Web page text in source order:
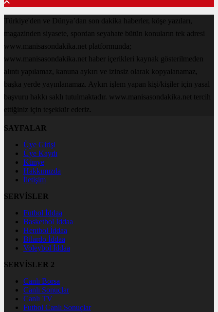
Türkiye'den ve Dünya’dan son dakika haberler, köşe yazıları,
magazinden siyasete, spordan seyahate bütün konuların tek adresi
www.manisasondakika.net platformunda;
www.manisasondakika.net haber içerikleri kaynak gösterilmeden
alıntı yapılamaz, kanuna aykırı ve izinsiz olarak kopyalanamaz,
başka yerde yayınlanamaz. Aykırı işlem yapan kişi/kişiler için yasal
başvuru hakkı saklı tutulmaktadır. www.manisasondakika.net tercih
ettiğiniz için teşekkür ederiz.
SAYFALAR
Üye Girişi
Üye Kaydı
Künye
Hakkımızda
İletişim
SERVİSLER
Futbol İddaa
Basketbol İddaa
Hentbol İddaa
Bilardo İddaa
Voleybol İddaa
SERVİSLER 2
Canlı Borsa
Canlı Sonuçlar
Canlı TV
Futbol Canlı Sonuçlar